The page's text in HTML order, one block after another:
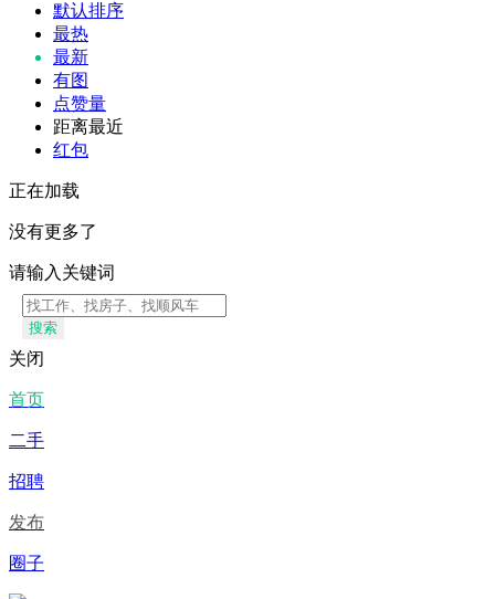
默认排序
最热
最新
有图
点赞量
距离最近
红包
正在加载
没有更多了
请输入关键词
搜索
关闭
首页
二手
招聘
发布
圈子